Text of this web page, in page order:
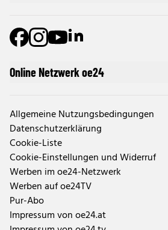
Online Netzwerk oe24
Allgemeine Nutzungsbedingungen
Datenschutzerklärung
Cookie-Liste
Cookie-Einstellungen und Widerruf
Werben im oe24-Netzwerk
Werben auf oe24TV
Pur-Abo
Impressum von oe24.at